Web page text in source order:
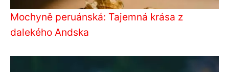
Mochyně peruánská: Tajemná krása z
dalekého Andska